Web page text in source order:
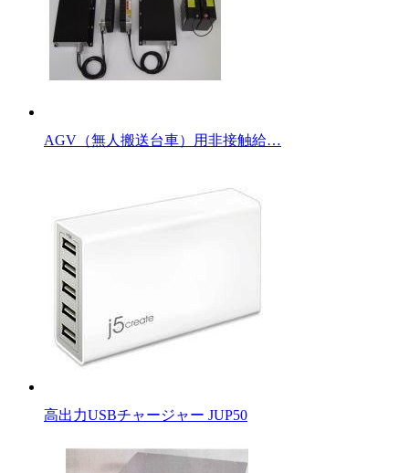
AGV（無人搬送台車）用非接触給…
高出力USBチャージャー JUP50